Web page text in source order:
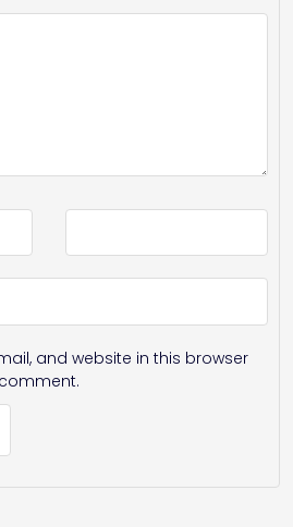
and website in this browser